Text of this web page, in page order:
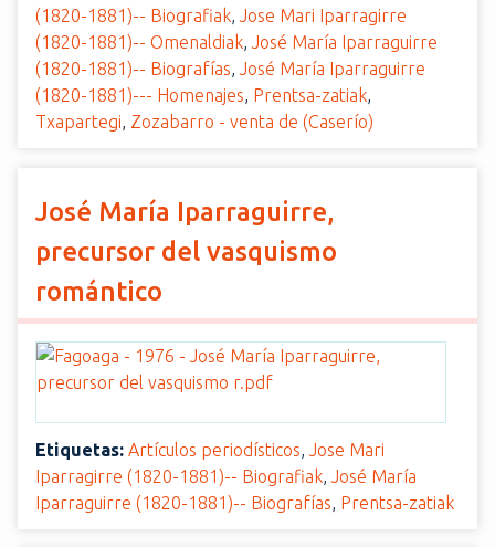
(1820-1881)-- Biografiak, Jose Mari Iparragirre
(1820-1881)-- Omenaldiak, José María Iparraguirre
(1820-1881)-- Biografías, José María Iparraguirre
(1820-1881)--- Homenajes, Prentsa-zatiak,
Txapartegi, Zozabarro - venta de (Caserío)
José María Iparraguirre,
precursor del vasquismo
romántico
Etiquetas: Artículos periodísticos, Jose Mari
Iparragirre (1820-1881)-- Biografiak, José María
Iparraguirre (1820-1881)-- Biografías, Prentsa-zatiak